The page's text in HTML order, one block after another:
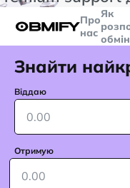
Про
нас
Як
Знайти
Віддаю
Отримую